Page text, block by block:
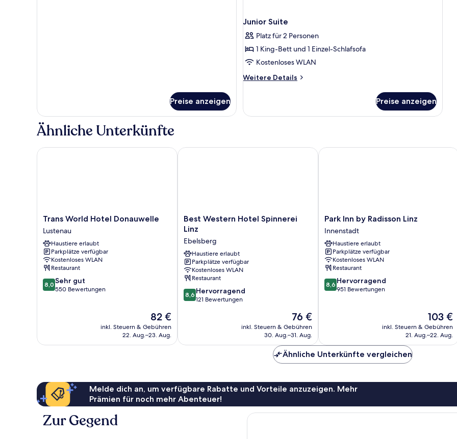
Preise anzeigen
Junior Suite
Platz für 2 Personen
1 King-Bett und 1 Einzel-Schlafsofa
Kostenloses WLAN
Weitere Details
Weitere
Suite
Preise anzeigen
Ähnliche Unterkünfte
Trans
World
Hotel
Donauwelle
Lustenau
Trans World Hotel Donauwelle
Lustenau
Haustiere erlaubt
Parkplätze verfügbar
Kostenloses WLAN
Restaurant
8.0
von
8,0 Sehr gut
550 Bewertungen
Der
Preis
beträgt
82 €
inkl. Steuern & Gebühren
22. Aug.–23. Aug.
Trans World Hotel Donauwelle
Best
Western
Spinnerei
Linz
Ebelsberg
Best Western Hotel Spinnerei
Linz
Ebelsberg
Haustiere erlaubt
Parkplätze verfügbar
Kostenloses WLAN
Restaurant
8.6
von
8,6 Hervorragend
121 Bewertungen
Der
Preis
beträgt
76 €
inkl. Steuern & Gebühren
30. Aug.–31. Aug.
Best Western Hotel Spinnerei Linz
Park
Inn
by
Radisson
Linz
Innenstadt
Park Inn by Radisson Linz
Innenstadt
Haustiere erlaubt
Parkplätze verfügbar
Kostenloses WLAN
Restaurant
8.6
von
8,6 Hervorragend
951 Bewertungen
Der
Preis
beträgt
103 €
inkl. Steuern & Gebühren
21. Aug.–22. Aug.
Park Inn by Radisson Linz
Ähnliche Unterkünfte vergleichen
Melde dich an, um verfügbare Rabatte und Vorteile anzuzeigen. Mehr
Prämien für noch mehr Abenteuer!
Zur Gegend